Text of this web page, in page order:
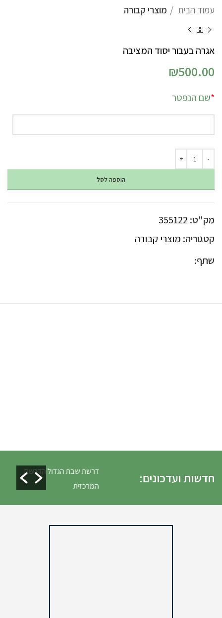
עמוד הבית מוצרי קבורה
אגרה בעבור יסוד המציבה
₪500.00
*שם הנפטר
הוספה לסל
Alternative:
מק"ט: 355122
קטגוריה: מוצרי קבורה
שתף:
חדשות ועדכונים:
דרשת שבת הגדול הדרשה
המרכזית